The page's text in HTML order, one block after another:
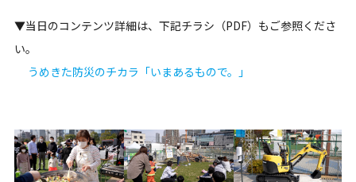
▼当日のコンテンツ詳細は、下記チラシ（PDF）もご参照くださ
い。
うめきた防災のチカラ「いまあるもので。」